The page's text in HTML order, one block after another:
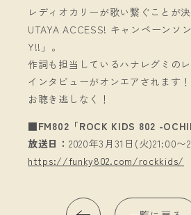
レディオカリーが歌い繋ぐことが
UTAYA ACCESS! キャンペーンソ
Y!!」。
作詞も担当しているハナレグミの
インタビューがオンエアされます！
お聴き逃しなく！
■FM802「ROCK KIDS 802 -
放送日： 2020年3月31日(火)21:00〜
https://funky802.com/rockkids/